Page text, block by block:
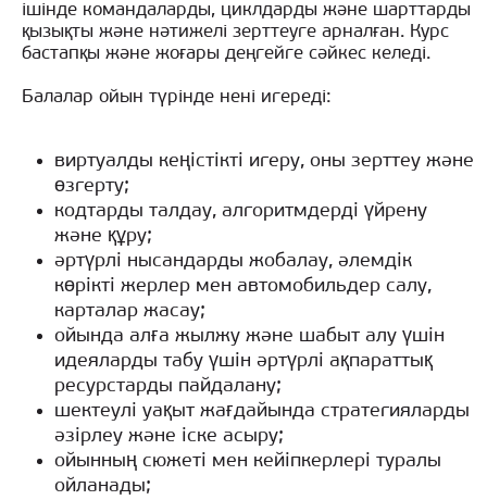
ішінде командаларды, циклдарды және шарттарды
қызықты және нәтижелі зерттеуге арналған. Курс
бастапқы және жоғары деңгейге сәйкес келеді.
Балалар ойын түрінде нені игереді:
виртуалды кеңістікті игеру, оны зерттеу және
өзгерту;
кодтарды талдау, алгоритмдерді үйрену
және құру;
әртүрлі нысандарды жобалау, әлемдік
көрікті жерлер мен автомобильдер салу,
карталар жасау;
ойында алға жылжу және шабыт алу үшін
идеяларды табу үшін әртүрлі ақпараттық
ресурстарды пайдалану;
шектеулі уақыт жағдайында стратегияларды
әзірлеу және іске асыру;
ойынның сюжеті мен кейіпкерлері туралы
ойланады;